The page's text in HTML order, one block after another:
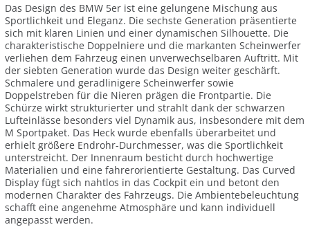
Das Design des BMW 5er ist eine gelungene Mischung aus
Sportlichkeit und Eleganz. Die sechste Generation präsentierte
sich mit klaren Linien und einer dynamischen Silhouette. Die
charakteristische Doppelniere und die markanten Scheinwerfer
verliehen dem Fahrzeug einen unverwechselbaren Auftritt. Mit
der siebten Generation wurde das Design weiter geschärft.
Schmalere und geradlinigere Scheinwerfer sowie
Doppelstreben für die Nieren prägen die Frontpartie. Die
Schürze wirkt strukturierter und strahlt dank der schwarzen
Lufteinlässe besonders viel Dynamik aus, insbesondere mit dem
M Sportpaket. Das Heck wurde ebenfalls überarbeitet und
erhielt größere Endrohr-Durchmesser, was die Sportlichkeit
unterstreicht. Der Innenraum besticht durch hochwertige
Materialien und eine fahrerorientierte Gestaltung. Das Curved
Display fügt sich nahtlos in das Cockpit ein und betont den
modernen Charakter des Fahrzeugs. Die Ambientebeleuchtung
schafft eine angenehme Atmosphäre und kann individuell
angepasst werden.